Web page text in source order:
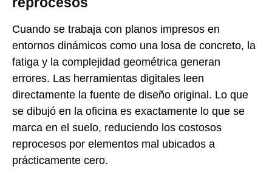
Cuando se trabaja con planos impresos en
entornos dinámicos como una losa de concreto, la
fatiga y la complejidad geométrica generan
errores. Las herramientas digitales leen
directamente la fuente de diseño original. Lo que
se dibujó en la oficina es exactamente lo que se
marca en el suelo, reduciendo los costosos
reprocesos por elementos mal ubicados a
prácticamente cero.